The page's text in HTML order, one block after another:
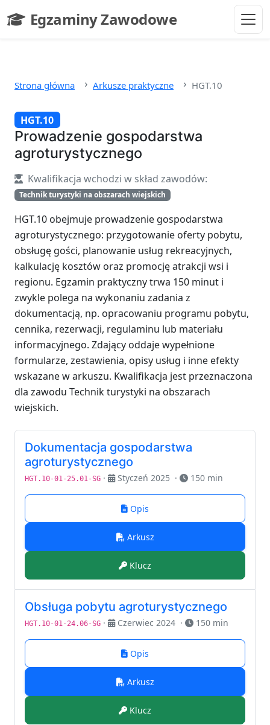
Egzaminy Zawodowe
- strona główna
Strona główna Arkusze praktyczne HGT.10
HGT.10
Prowadzenie gospodarstwa
agroturystycznego
Kwalifikacja wchodzi w skład zawodów:
Technik turystyki na obszarach wiejskich
HGT.10 obejmuje prowadzenie gospodarstwa
agroturystycznego: przygotowanie oferty pobytu,
obsługę gości, planowanie usług rekreacyjnych,
kalkulację kosztów oraz promocję atrakcji wsi i
regionu. Egzamin praktyczny trwa 150 minut i
zwykle polega na wykonaniu zadania z
dokumentacją, np. opracowaniu programu pobytu,
cennika, rezerwacji, regulaminu lub materiału
informacyjnego. Zdający oddaje wypełnione
formularze, zestawienia, opisy usług i inne efekty
wskazane w arkuszu. Kwalifikacja jest przeznaczona
dla zawodu Technik turystyki na obszarach
wiejskich.
Dokumentacja gospodarstwa
agroturystycznego
HGT.10-01-25.01-SG · Styczeń 2025 · 150 min
Opis
Arkusz
Klucz
Obsługa pobytu agroturystycznego
HGT.10-01-24.06-SG · Czerwiec 2024 · 150 min
Opis
Arkusz
Klucz